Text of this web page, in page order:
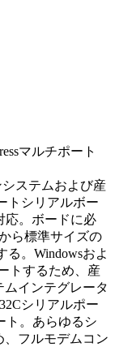
マルチポート
システムおよび産
トシリアルボー
応。ボードに必
ら標準サイズの
。Windowsおよ
トするため、産
インテグレータ
シリアルポー
ト。あらゆるシ
、フルモデムコン